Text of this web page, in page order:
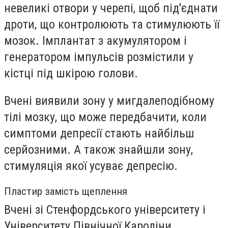
невеликі отвори у черепі, щоб під'єднати
дроти, що контролюють та стимулюють її
мозок. Імплантат з акумулятором і
генератором імпульсів розмістили у
кістці під шкірою голови.
Вчені виявили зону у мигдалеподібному
тілі мозку, що може передбачити, коли
симптоми депресії стають найбільш
серйозними. А також знайшли зону,
стимуляція якої усуває депресію.
Пластир замість щеплення
Вчені зі Стенфордського університету і